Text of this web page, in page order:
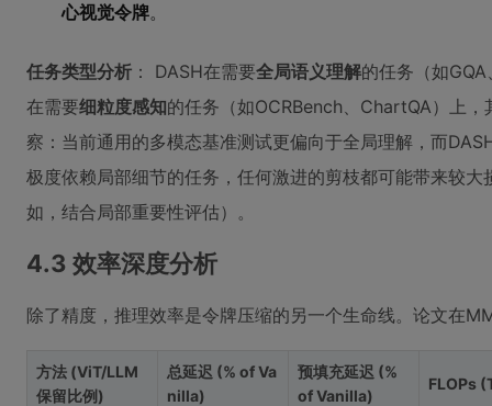
心视觉令牌。
任务类型分析 ： DASH在需要全局语义理解的任务（如
在需要细粒度感知的任务（如OCRBench、ChartQA）上
察：当前通用的多模态基准测试更偏向于全局理解，而
极度依赖局部细节的任务，任何激进的剪枝都可能带来较
如，结合局部重要性评估）。
4.3 效率深度分析
除了精度，推理效率是令牌压缩的另一个生命线。论文在
方法 (ViT/LLM
保留比例)
总延迟 (% of Va
nilla)
预填充延迟 (%
of Vanilla)
FLOPs